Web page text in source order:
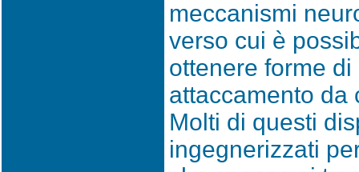
meccanismi
verso cui è
ottenere forme
attaccamento da
Molti di questi
ingegnerizzati